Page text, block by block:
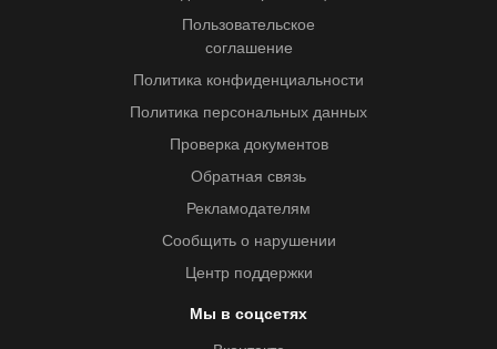
Пользовательское
соглашение
Политика конфиденциальности
Политика персональных данных
Проверка документов
Обратная связь
Рекламодателям
Сообщить о нарушении
Центр поддержки
Мы в соцсетях